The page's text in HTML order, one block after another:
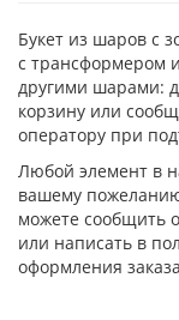
Букет из шаров с
с трансформером
другими шарами:
корзину или
оператору при
Любой элемент в
вашему
можете сообщить
или написать в
оформления